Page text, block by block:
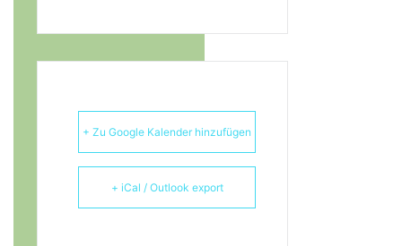
+ Zu Google Kalender hinzufügen
+ iCal / Outlook export